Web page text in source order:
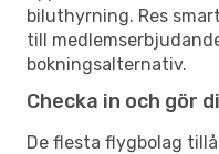
biluthyrning. Res
till
bokningsalternativ.
Checka in och gör
De flesta flygbolag